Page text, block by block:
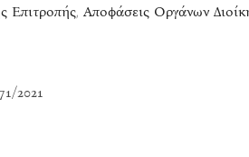
Επιτροπής, Αποφάσεις Οργάνων
2021